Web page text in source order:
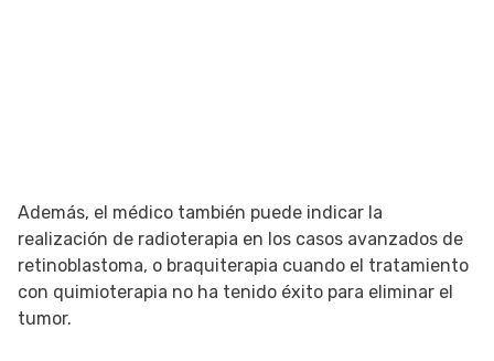
Además, el médico también puede indicar la
realización de radioterapia en los casos avanzados de
retinoblastoma, o braquiterapia cuando el tratamiento
con quimioterapia no ha tenido éxito para eliminar el
tumor.